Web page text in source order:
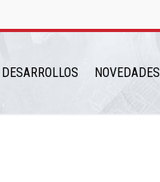
DESARROLLOS NOVEDADES